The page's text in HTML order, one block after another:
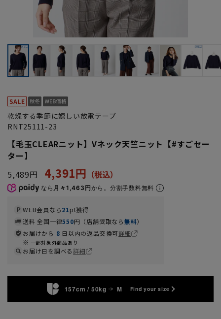
乾燥する季節に嬉しい放電テープ
RNT25111-23
【毛玉CLEARニット】Vネック天竺ニット【#すごセー
ター】
5,489円 4,391円
なら 月々1,463円から。分割手数料無料
WEB会員なら21pt獲得
送料 全国一律550円（店舗受取なら無料）
お届けから 8 日以内の返品交換可詳細
一部対象外商品あり
お届け日を調べる詳細
157cm / 50kg M Find your size